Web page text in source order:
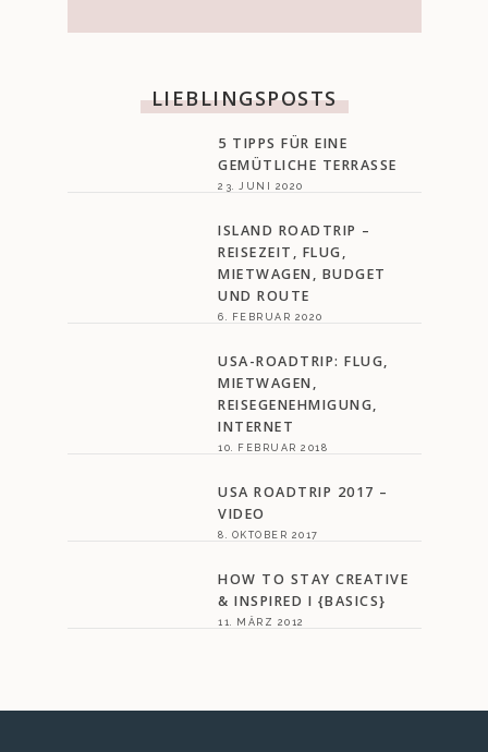
LIEBLINGSPOSTS
5 TIPPS FÜR EINE
GEMÜTLICHE TERRASSE
23. JUNI 2020
ISLAND ROADTRIP –
REISEZEIT, FLUG,
MIETWAGEN, BUDGET
UND ROUTE
6. FEBRUAR 2020
USA-ROADTRIP: FLUG,
MIETWAGEN,
REISEGENEHMIGUNG,
INTERNET
10. FEBRUAR 2018
USA ROADTRIP 2017 –
VIDEO
8. OKTOBER 2017
HOW TO STAY CREATIVE
& INSPIRED I {BASICS}
11. MÄRZ 2012